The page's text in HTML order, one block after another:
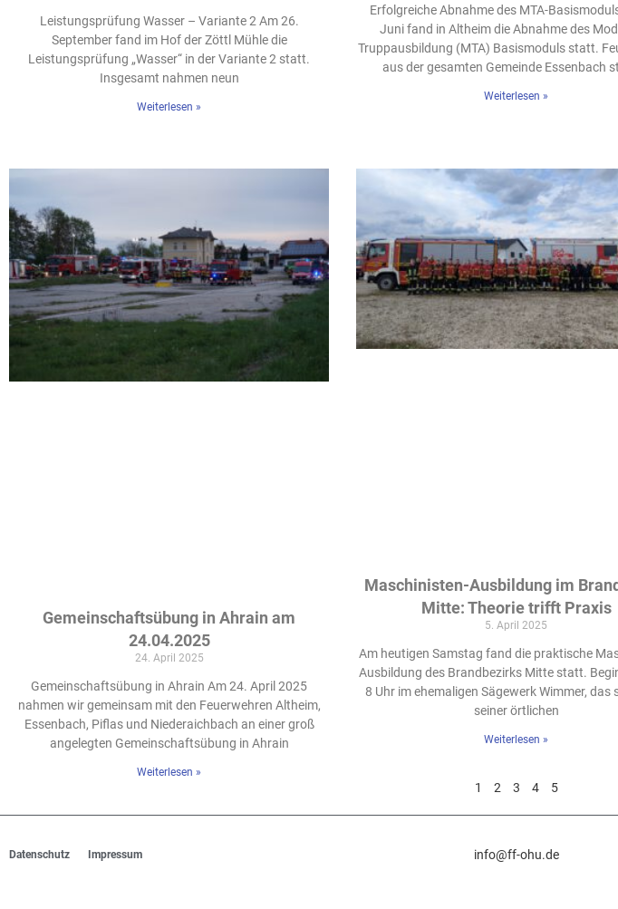
Leistungsprüfung Wasser – Variante 2 Am 26.
September fand im Hof der Zöttl Mühle die
Leistungsprüfung „Wasser“ in der Variante 2 statt.
Insgesamt nahmen neun
Weiterlesen »
Erfolgreiche Abnahme des MTA-
Juni fand in Altheim die Abnahme des
Truppausbildung (MTA) Basismoduls statt.
aus der gesamten Gemeinde Essenbach
Weiterlesen »
Gemeinschaftsübung in Ahrain am
24.04.2025
24. April 2025
Gemeinschaftsübung in Ahrain Am 24. April 2025
nahmen wir gemeinsam mit den Feuerwehren Altheim,
Essenbach, Piflas und Niederaichbach an einer groß
angelegten Gemeinschaftsübung in Ahrain
Weiterlesen »
Maschinisten-Ausbildung im
Mitte: Theorie trifft Praxis
5. April 2025
Am heutigen Samstag fand die praktische
Ausbildung des Brandbezirks Mitte statt.
8 Uhr im ehemaligen Sägewerk Wimmer, das
seiner örtlichen
Weiterlesen »
1 2 3 4 5
Datenschutz Impressum info@ff-ohu.de